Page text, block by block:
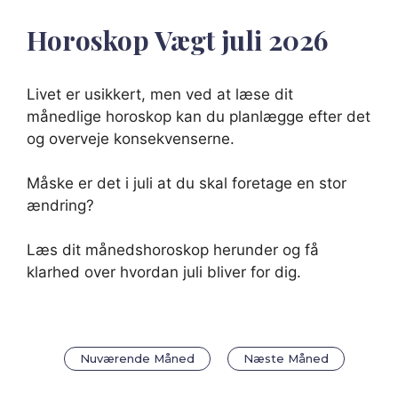
Horoskop Vægt juli 2026
Livet er usikkert, men ved at læse dit
månedlige horoskop kan du planlægge efter det
og overveje konsekvenserne.
Måske er det i juli at du skal foretage en stor
ændring?
Læs dit månedshoroskop herunder og få
klarhed over hvordan juli bliver for dig.
Nuværende Måned Næste Måned